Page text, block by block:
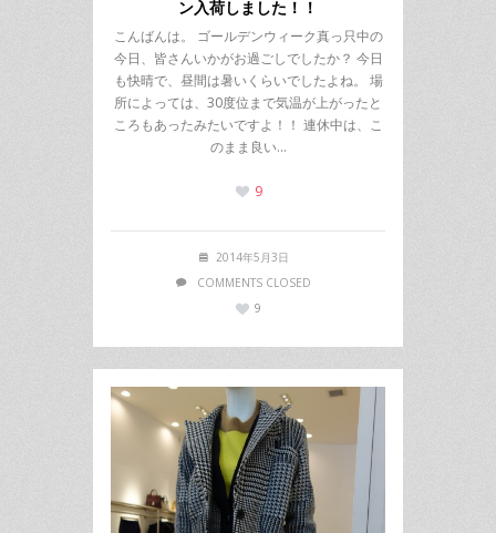
ン入荷しました！！
こんばんは。 ゴールデンウィーク真っ只中の
今日、皆さんいかがお過ごしでしたか？ 今日
も快晴で、昼間は暑いくらいでしたよね。 場
所によっては、30度位まで気温が上がったと
ころもあったみたいですよ！！ 連休中は、こ
のまま良い…
9
2014年5月3日
COMMENTS CLOSED
9